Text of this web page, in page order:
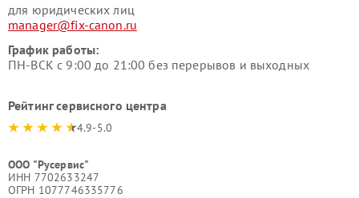
для юридических лиц
manager@fix-canon.ru
График работы:
ПН-ВСК с 9:00 до 21:00 без перерывов и выходных
Рейтинг сервисного центра
4.9-5.0
ООО "Русервис"
ИНН 7702633247
ОГРН 1077746335776